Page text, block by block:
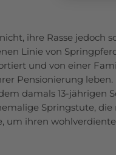
ihre Rasse jedoch
Linie von
und von einer
Pensionierung
damals 13-jährigen
Springstute,
um ihren